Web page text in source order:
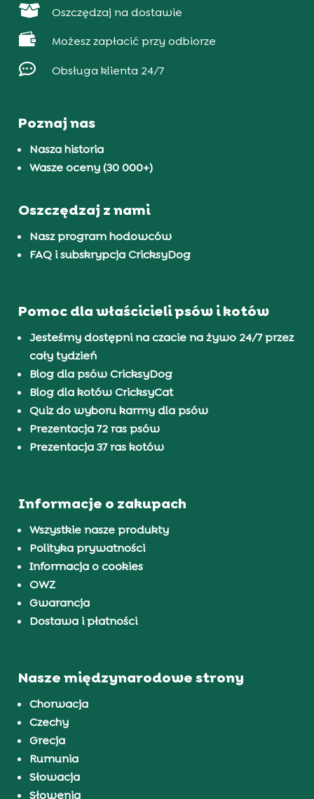
 Oszczędzaj na dostawie
 Możesz zapłacić przy odbiorze
 Obsługa klienta 24/7
Poznaj nas
Nasza historia
Wasze oceny (30 000+)
Oszczędzaj z nami
Nasz program hodowców
FAQ i subskrypcja CricksyDog
Pomoc dla właścicieli psów i kotów
Jesteśmy dostępni na czacie na żywo 24/7 przez
cały tydzień
Blog dla psów CricksyDog
Blog dla kotów CricksyCat
Quiz do wyboru karmy dla psów
Prezentacja 72 ras psów
Prezentacja 37 ras kotów
Informacje o zakupach
Wszystkie nasze produkty
Polityka prywatności
Informacja o cookies
OWZ
Gwarancja
Dostawa i płatności
Nasze międzynarodowe strony
Chorwacja
Czechy
Grecja
Rumunia
Słowacja
Słowenia